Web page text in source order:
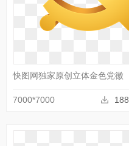
快图网独家原创立体金色党徽
7000*7000 188
收藏